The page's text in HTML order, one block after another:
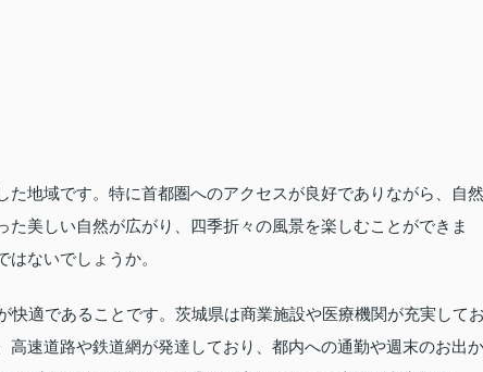
地域です。特に首都圏へのアクセスが良好でありながら、自然
美しい自然が広がり、四季折々の風景を楽しむことができま
ないでしょうか。
快適であることです。茨城県は商業施設や医療機関が充実してお
高速道路や鉄道網が発達しており、都内への通勤や週末のお出か